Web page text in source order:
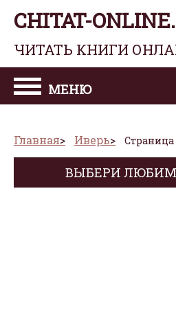
CHITAT-
ЧИТАТЬ КНИГИ
МЕНЮ
Главная Иверь Страница
ВЫБЕРИ